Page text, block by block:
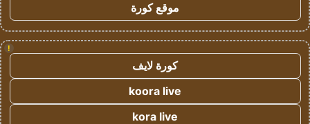
موقع كورة
!
كورة لايف
koora live
kora live